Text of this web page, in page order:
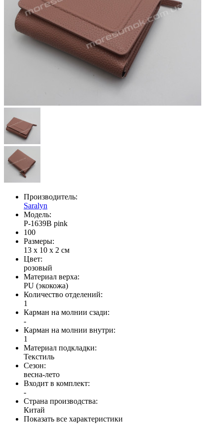
Производитель:
Saralyn
Модель:
P-1639B pink
100
Размеры:
13 x 10 x 2 см
Цвет:
розовый
Материал верха:
PU (экокожа)
Количество отделений:
1
Карман на молнии сзади:
-
Карман на молнии внутри:
1
Материал подкладки:
Текстиль
Сезон:
весна-лето
Входит в комплект:
-
Страна производства:
Китай
Показать все характеристики